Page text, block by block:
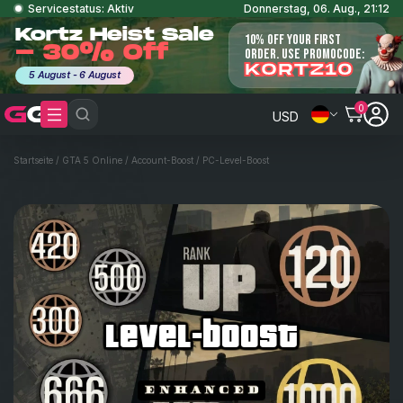
Servicestatus: Aktiv Donnerstag, 06. Aug., 21:12
Kortz Heist Sale
- 30% Off
5 August - 6 August
10% OFF YOUR FIRST
ORDER. USE PROMOCODE:
KORTZ10
USD
0
Startseite / GTA 5 Online / Account-Boost / PC-Level-Boost
level-boost